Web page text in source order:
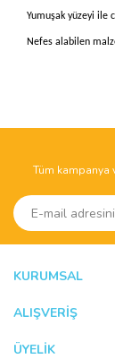
Yumuşak yüzeyi ile
Nefes alabilen
kullanarak
Görüş ve
Ürün
Ürün
Tüm kampanya
KURUMSAL
ALIŞVERİŞ
ÜYELİK